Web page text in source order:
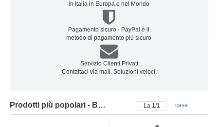
in Italia in Europa e nel Mondo
Pagamento sicuro - PayPal è il
metodo di pagamento più sicuro
Servizio Clienti Privati
Contattaci via mail. Soluzioni veloci.
Prodotti più popolari - Batteria ruggear La 1/1 casa